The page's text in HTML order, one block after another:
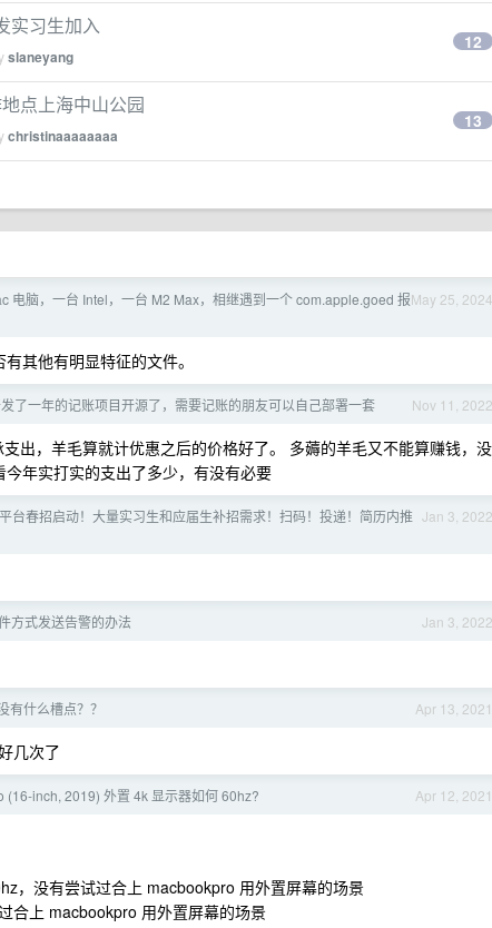
实习生加入
slaneyang
12
点上海中山公园
christinaaaaaaaa
13
May 25, 2024
电脑，一台 Intel，一台 M2 Max，相继遇到一个 com.apple.goed 报
其他有明显特征的文件。
Nov 11, 2022
了一年的记账项目开源了，需要记账的朋友可以自己部署一套
出，羊毛算就计优惠之后的价格好了。 多薅的羊毛又不能算赚钱，没
年实打实的支出了多少，有没有必要
Jan 3, 2022
台春招启动！大量实习生和应届生补招需求！扫码！投递！简历内推
Jan 3, 2022
方式发送告警的办法
Apr 13, 2021
有什么槽点？？
几次了
Apr 12, 2021
(16-inch, 2019) 外置 4k 显示器如何 60hz?
，没有尝试过合上 macbookpro 用外置屏幕的场景
合上 macbookpro 用外置屏幕的场景